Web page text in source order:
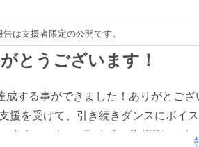
は支援者限定の公開です。
とうございます！
する事ができました！ありがとござ
を受けて、引き続きダンスにボイ
す！12/24のライブ、必ず楽しいも